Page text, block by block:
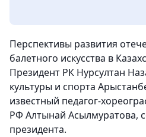
Перспективы развития
балетного искусства в
Президент РК Нурсултан
культуры и спорта
известный педагог-
РФ Алтынай Асылмуратова,
президента.